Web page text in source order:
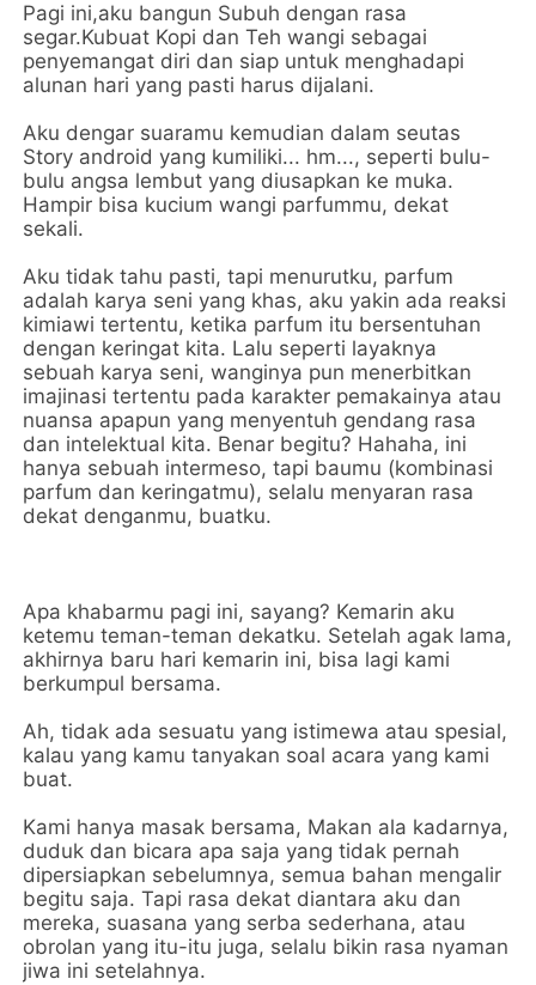
Pagi ini,aku bangun Subuh dengan rasa
segar.Kubuat Kopi dan Teh wangi sebagai
penyemangat diri dan siap untuk menghadapi
alunan hari yang pasti harus dijalani.
Aku dengar suaramu kemudian dalam seutas
Story android yang kumiliki... hm..., seperti bulu-
bulu angsa lembut yang diusapkan ke muka.
Hampir bisa kucium wangi parfummu, dekat
sekali.
Aku tidak tahu pasti, tapi menurutku, parfum
adalah karya seni yang khas, aku yakin ada reaksi
kimiawi tertentu, ketika parfum itu bersentuhan
dengan keringat kita. Lalu seperti layaknya
sebuah karya seni, wanginya pun menerbitkan
imajinasi tertentu pada karakter pemakainya atau
nuansa apapun yang menyentuh gendang rasa
dan intelektual kita. Benar begitu? Hahaha, ini
hanya sebuah intermeso, tapi baumu (kombinasi
parfum dan keringatmu), selalu menyaran rasa
dekat denganmu, buatku.
Apa khabarmu pagi ini, sayang? Kemarin aku
ketemu teman-teman dekatku. Setelah agak lama,
akhirnya baru hari kemarin ini, bisa lagi kami
berkumpul bersama.
Ah, tidak ada sesuatu yang istimewa atau spesial,
kalau yang kamu tanyakan soal acara yang kami
buat.
Kami hanya masak bersama, Makan ala kadarnya,
duduk dan bicara apa saja yang tidak pernah
dipersiapkan sebelumnya, semua bahan mengalir
begitu saja. Tapi rasa dekat diantara aku dan
mereka, suasana yang serba sederhana, atau
obrolan yang itu-itu juga, selalu bikin rasa nyaman
jiwa ini setelahnya.